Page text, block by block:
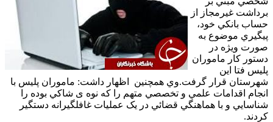
غيرمجاز از
بانکي خود،
موضوع به
ويژه در
کار ماموران
فتا اين
قرار گرفت.وي همچنین اظهار داشت: ماموران پليس با
اقدامات علمي و تخصصي متهم را که نوه ی شاکي بوده را
و با هماهنگي قضائي در يک عمليات غافلگيرانه دستگير